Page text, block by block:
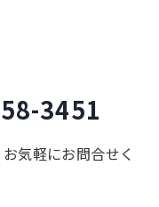
3451
気軽にお問合せく